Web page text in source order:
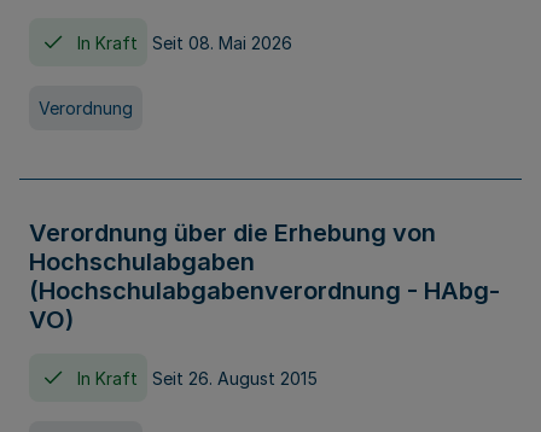
In Kraft Seit 08. Mai 2026
Verordnung
Verordnung über die Erhebung von
Hochschulabgaben
(Hochschulabgabenverordnung - HAbg-
VO)
In Kraft Seit 26. August 2015